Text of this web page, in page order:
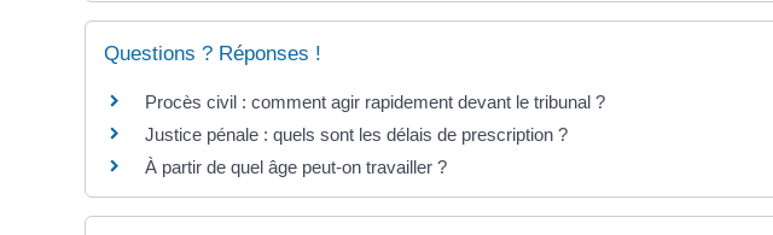
Questions ? Réponses !
Procès civil : comment agir rapidement devant le tribunal ?
Justice pénale : quels sont les délais de prescription ?
À partir de quel âge peut-on travailler ?